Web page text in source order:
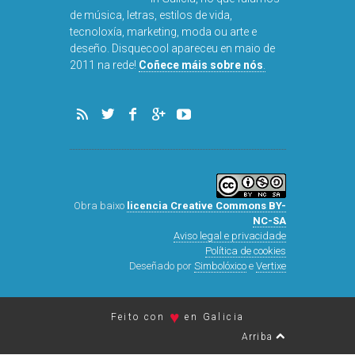
de música, letras, estilos de vida,
tecnoloxía, marketing, moda ou arte e
deseño. Disquecool apareceu en maio de
2011 na rede! Coñece máis sobre nós
Obra baixo licencia Creative Commons BY-
NC-SA
Aviso legal e privacidade
Política de cookies
Deseñado por Simbolóxicoe Vertixe
Feito con ♥ en Galicia
Arriba